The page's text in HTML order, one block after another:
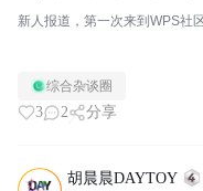
新人报道，第一次来到WPS社
综合杂谈圈
3 2 分享
胡晨晨DAYTOY